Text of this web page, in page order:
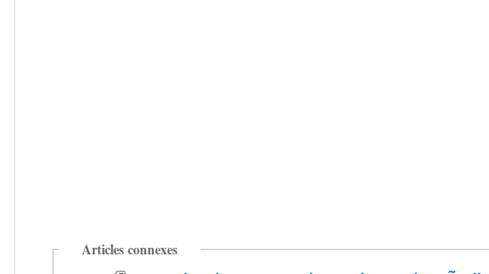
Articles connexes